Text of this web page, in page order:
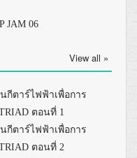
JAM 06
View all »
นกีตาร์ไฟฟ้าเพื่อการ
ตอนที่ 1
นกีตาร์ไฟฟ้าเพื่อการ
ตอนที่ 2